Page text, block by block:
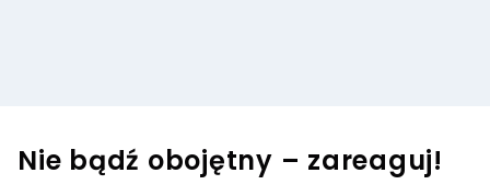
Nie bądź obojętny – zareaguj!